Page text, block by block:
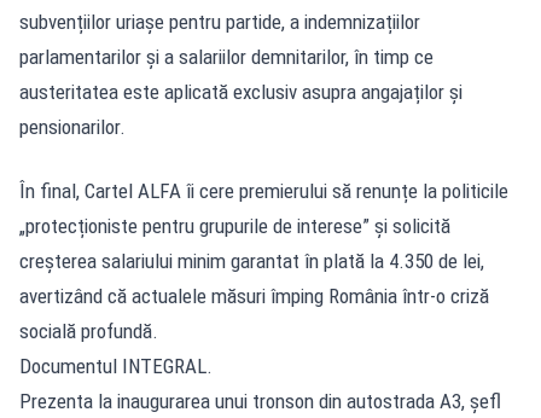
subvențiilor uriașe pentru partide, a indemnizațiilor
parlamentarilor și a salariilor demnitarilor, în timp ce
austeritatea este aplicată exclusiv asupra angajaților și
pensionarilor.
În final, Cartel ALFA îi cere premierului să renunțe la politicile
„protecționiste pentru grupurile de interese” și solicită
creșterea salariului minim garantat în plată la 4.350 de lei,
avertizând că actualele măsuri împing România într-o criză
socială profundă.
Documentul INTEGRAL.
Prezenta la inaugurarea unui tronson din autostrada A3, șefl